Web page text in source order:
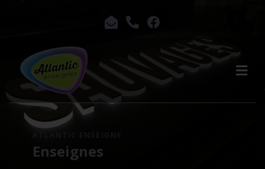
ATLANTIC ENSEIGNE
Enseignes